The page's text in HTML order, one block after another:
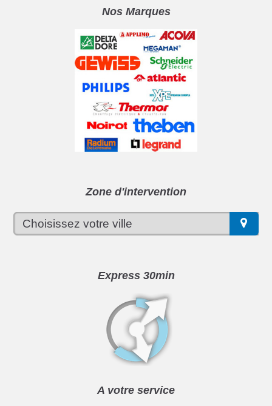
Nos Marques
Zone d'intervention
Express 30min
A votre service